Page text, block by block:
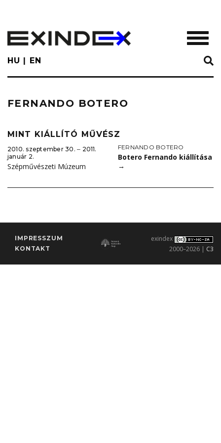
main
content
HU EN
FERNANDO BOTERO
MINT KIÁLLÍTÓ MŰVÉSZ
2010. szeptember 30. ‒ 2011.
január 2.
Szépművészeti Múzeum
FERNANDO BOTERO
Botero Fernando kiállítása
→
IMPRESSZUM
KONTAKT
exindex
2000–2026 | C3